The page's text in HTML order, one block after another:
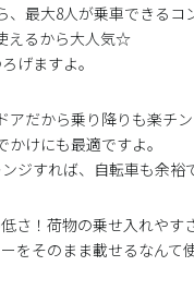
最大8人が乗車できるコ
えるから大人気☆
げますよ。
アだから乗り降りも楽チ
けにも最適ですよ。
ジすれば、自転車も余裕
さ！荷物の乗せ入れやす
をそのまま載せるなんて